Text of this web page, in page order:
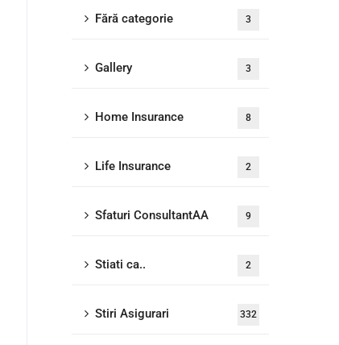
Fără categorie 3
Gallery 3
Home Insurance 8
Life Insurance 2
Sfaturi ConsultantAA 9
Stiati ca.. 2
Stiri Asigurari 332